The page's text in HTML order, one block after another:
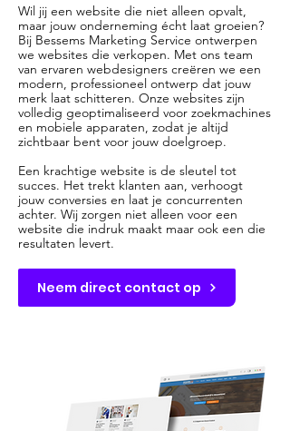
Wil jij een website die niet alleen opvalt,
maar jouw onderneming écht laat groeien?
Bij Bessems Marketing Service ontwerpen
we websites die verkopen. Met ons team
van ervaren webdesigners creëren we een
modern, professioneel ontwerp dat jouw
merk laat schitteren. Onze websites zijn
volledig geoptimaliseerd voor zoekmachines
en mobiele apparaten, zodat je altijd
zichtbaar bent voor jouw doelgroep.
Een krachtige website is de sleutel tot
succes. Het trekt klanten aan, verhoogt
jouw conversies en laat je concurrenten
achter. Wij zorgen niet alleen voor een
website die indruk maakt maar ook een die
resultaten levert.
Neem direct contact op